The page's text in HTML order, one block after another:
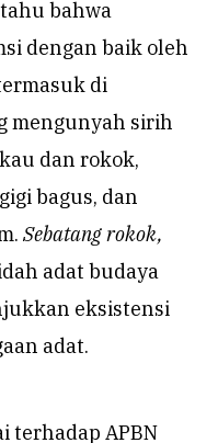
bahwa
dengan baik oleh
di
mengunyah sirih
dan rokok,
bagus, dan
Sebatang rokok,
adat budaya
eksistensi
adat.
terhadap APBN